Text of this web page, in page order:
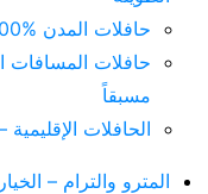
حافلات المدن Stadtbus – 100% منخفضة الأرضية
مسبقاً
الحافلات
المترو والترام –